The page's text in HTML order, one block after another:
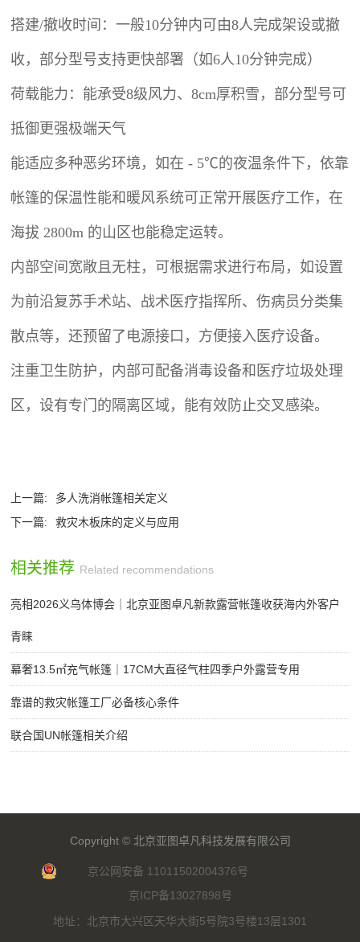
搭建/撤收时间：一般10分钟内可由8人完成架设或撤
收，部分型号支持更快部署（如6人10分钟完成）
荷载能力：能承受8级风力、8cm厚积雪，部分型号可
抵御更强极端天气
能适应多种恶劣环境，如在 - 5℃的夜温条件下，依靠
帐篷的保温性能和暖风系统可正常开展医疗工作，在
海拔 2800m 的山区也能稳定运转。
内部空间宽敞且无柱，可根据需求进行布局，如设置
为前沿复苏手术站、战术医疗指挥所、伤病员分类集
散点等，还预留了电源接口，方便接入医疗设备。
注重卫生防护，内部可配备消毒设备和医疗垃圾处理
区，设有专门的隔离区域，能有效防止交叉感染。
上一篇:
多人洗消帐篷相关定义
下一篇:
救灾木板床的定义与应用
相关推荐 Related recommendations
亮相2026义乌体博会｜北京亚图卓凡新款露营帐篷收获海内外客户
青睐
幕奢13.5㎡充气帐篷｜17CM大直径气柱四季户外露营专用
靠谱的救灾帐篷工厂必备核心条件
联合国UN帐篷相关介绍
Copyright © 北京亚图卓凡科技发展有限公司
京公网安备 11011502004376号
京ICP备13027898号
地址：北京市大兴区天华大街5号院3号楼13层1301